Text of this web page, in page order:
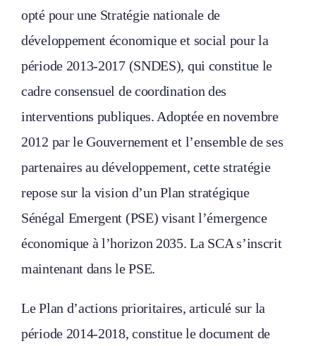
opté pour une Stratégie nationale de
développement économique et social pour la
période 2013-2017 (SNDES), qui constitue le
cadre consensuel de coordination des
interventions publiques. Adoptée en novembre
2012 par le Gouvernement et l’ensemble de ses
partenaires au développement, cette stratégie
repose sur la vision d’un Plan stratégique
Sénégal Emergent (PSE) visant l’émergence
économique à l’horizon 2035. La SCA s’inscrit
maintenant dans le PSE.
Le Plan d’actions prioritaires, articulé sur la
période 2014-2018, constitue le document de